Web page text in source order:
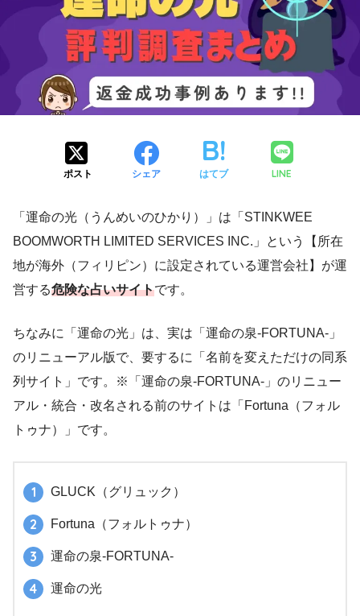
ポスト シェア はてブ LINE
「運命の光（うんめいのひかり）」は「STINKWEE
BOOMWORTH LIMITED SERVICES INC.」という【所在
地が海外（フィリピン）に設定されている運営会社】が運
営する危険な占いサイトです。
ちなみに「運命の光」は、実は「運命の泉-FORTUNA-」
のリニューアル版で、要するに「名前を変えただけの同系
列サイト」です。※「運命の泉-FORTUNA-」のリニュー
アル・統合・改名される前のサイトは「Fortuna（フォル
トゥナ）」です。
GLUCK（グリュック）
Fortuna（フォルトゥナ）
運命の泉-FORTUNA-
運命の光